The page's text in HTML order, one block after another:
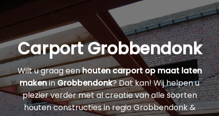
Carport Grobbendonk
Wilt u graag eenhouten carport op maat laten
makeninGrobbendonk? Dat kan! Wij helpen u
plezier verder met al creatie van alle soorten
houten constructies in regio Grobbendonk &